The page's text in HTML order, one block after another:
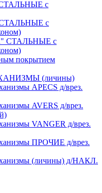
СТАЛЬНЫЕ с
СТАЛЬНЫЕ с
СТАЛЬНЫЕ с
покрытием
(личины)
APECS д/врез.
AVERS д/врез.
VANGER д/врез.
ПРОЧИЕ д/врез.
(личины) д/НАКЛ.